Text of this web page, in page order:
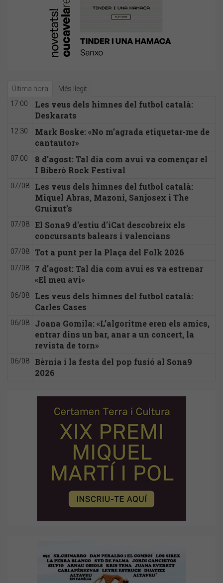
Última hora Més llegit
17:00
Les veus dels himnes del futbol català:
Deskarats
12:30
Mark Boske: «No m’agrada etiquetar-me de
cantautor»
07:00
8 d'agost: Tal dia com avui va començar el
I Biberó Rock Festival
07/08
Les veus dels himnes del futbol català:
Miquel Abras, Mazoni, Sanjosex i The
Gruixut’s
07/08
El Sona9 d'estiu d'iCat descobreix els
concursants balears i valencians
07/08 Tot a punt per la Plaça del Folk 2026
07/08
7 d'agost: Tal dia com avui es va estrenar
«El meu avi»
06/08
Les veus dels himnes del futbol català:
Carles Cases
06/08
Joana Gomila: «L’algoritme eren els amics,
entrar dins un bar, anar a un concert, la
revista de torn»
06/08
Bèrnia i la festa del pop fusió al Sona9
2026